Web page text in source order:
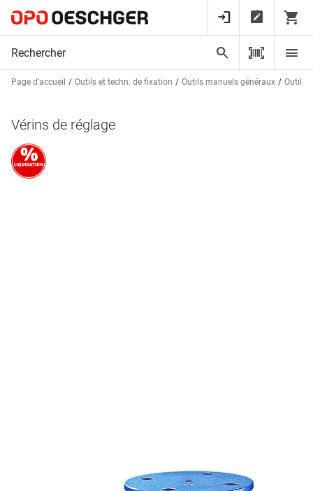
Page d’accueil Outils et techn. de fixation Outils manuels généraux Outils
Vérins de réglage